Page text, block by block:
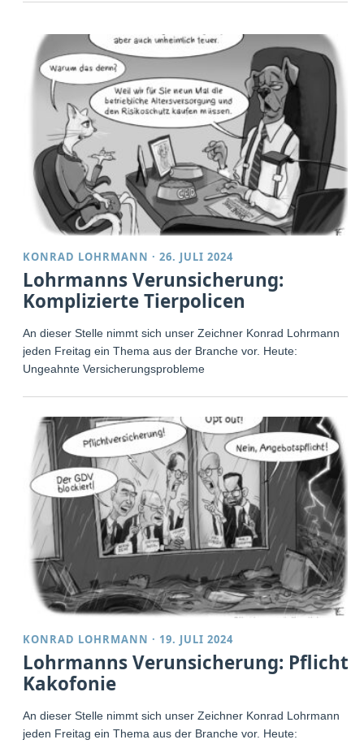
KONRAD LOHRMANN ·26. JULI 2024
Lohrmanns Verunsicherung:
Komplizierte Tierpolicen
An dieser Stelle nimmt sich unser Zeichner Konrad Lohrmann
jeden Freitag ein Thema aus der Branche vor. Heute:
Ungeahnte Versicherungsprobleme
KONRAD LOHRMANN · 19. JULI 2024
Lohrmanns Verunsicherung: Pflicht-
Kakofonie
An dieser Stelle nimmt sich unser Zeichner Konrad Lohrmann
jeden Freitag ein Thema aus der Branche vor. Heute: